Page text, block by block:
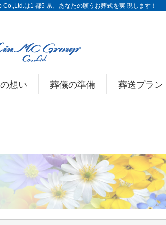
は1 都5 県、あなたの願うお葬式を実 現します！
想い 葬儀の準備 葬送プラン